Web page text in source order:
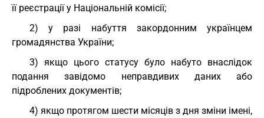
її реєстрації у Національній комісії;
2) у разі набуття закордонним українцем
громадянства України;
3) якщо цього статусу було набуто внаслідок
подання завідомо неправдивих даних або
підроблених документів;
4) якщо протягом шести місяців з дня зміни імені,